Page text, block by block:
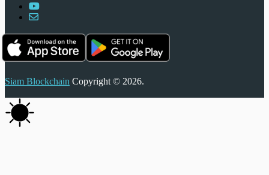
Siam Blockchain Copyright © 2026.